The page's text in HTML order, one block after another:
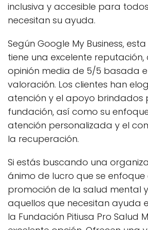
inclusiva y accesible para
necesitan su ayuda.
Según Google My Business,
tiene una excelente reputación,
opinión media de 5/5 basada
valoración. Los clientes han
atención y el apoyo brindados
fundación, así como su
atención personalizada y el
la recuperación.
Si estás buscando una
ánimo de lucro que se enfoque
promoción de la salud mental
aquellos que necesitan ayuda
la Fundación Pitiusa Pro Salud